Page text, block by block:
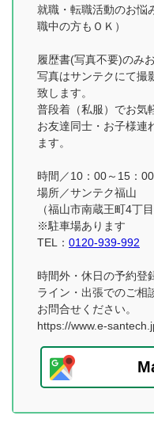
就職・転職活動のお悩
職中の方もＯＫ）
履歴書(写真不要)のみ
写真はサンテクにて撮
致します。
普段着（私服）でお気
お友達同士・お子様連
ます。
時間／10：00～15：00
場所／サンテク福山
（福山市南蔵王町4丁
※駐車場あります
TEL： 0120-939-992
時間外・休日の予約登
ライン・出張でのご相
お問合せください。
https://www.e-